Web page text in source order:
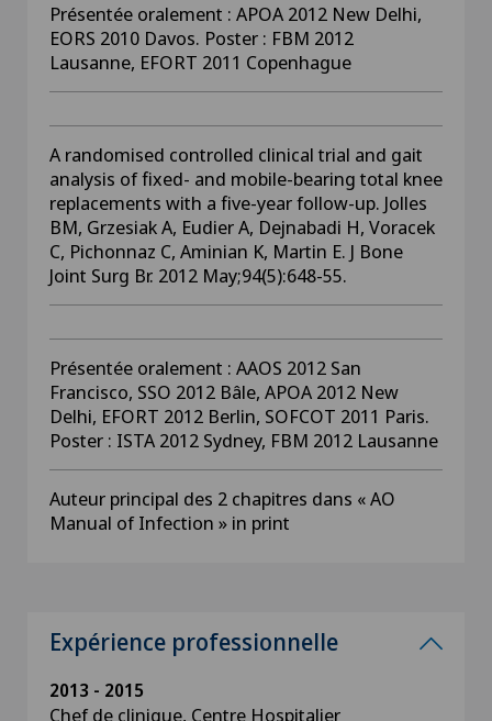
Présentée oralement : APOA 2012 New Delhi,
EORS 2010 Davos. Poster : FBM 2012
Lausanne, EFORT 2011 Copenhague
A randomised controlled clinical trial and gait
analysis of fixed- and mobile-bearing total knee
replacements with a five-year follow-up. Jolles
BM, Grzesiak A, Eudier A, Dejnabadi H, Voracek
C, Pichonnaz C, Aminian K, Martin E. J Bone
Joint Surg Br. 2012 May;94(5):648-55.
Présentée oralement : AAOS 2012 San
Francisco, SSO 2012 Bâle, APOA 2012 New
Delhi, EFORT 2012 Berlin, SOFCOT 2011 Paris.
Poster : ISTA 2012 Sydney, FBM 2012 Lausanne
Auteur principal des 2 chapitres dans « AO
Manual of Infection » in print
Expérience professionnelle
2013 - 2015
Chef de clinique, Centre Hospitalier